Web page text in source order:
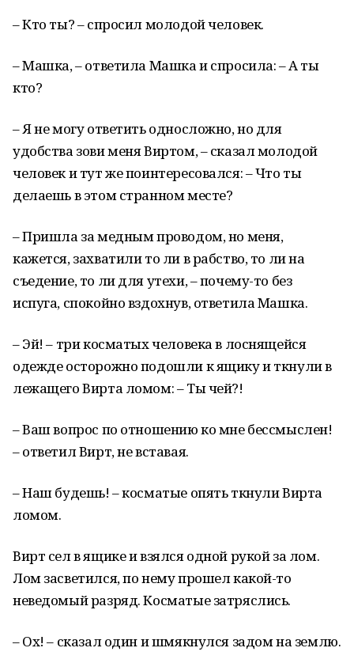
– Кто ты? – спросил молодой человек.
– Машка, – ответила Машка и спросила: – А ты
кто?
– Я не могу ответить односложно, но для
удобства зови меня Виртом, – сказал молодой
человек и тут же поинтересовался: – Что ты
делаешь в этом странном месте?
– Пришла за медным проводом, но меня,
кажется, захватили то ли в рабство, то ли на
съедение, то ли для утехи, – почему-то без
испуга, спокойно вздохнув, ответила Машка.
– Эй! – три косматых человека в лоснящейся
одежде осторожно подошли к ящику и ткнули в
лежащего Вирта ломом: – Ты чей?!
– Ваш вопрос по отношению ко мне бессмыслен!
– ответил Вирт, не вставая.
– Наш будешь! – косматые опять ткнули Вирта
ломом.
Вирт сел в ящике и взялся одной рукой за лом.
Лом засветился, по нему прошел какой-то
неведомый разряд. Косматые затряслись.
– Ох! – сказал один и шмякнулся задом на землю.